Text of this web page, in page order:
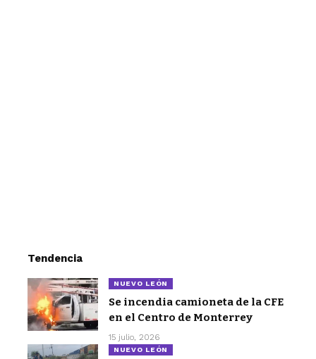
Tendencia
NUEVO LEÓN
Se incendia camioneta de la CFE
en el Centro de Monterrey
15 julio, 2026
NUEVO LEÓN